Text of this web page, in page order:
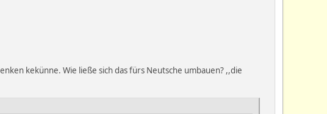
kekünne. Wie ließe sich das fürs Neutsche umbauen? ,,die